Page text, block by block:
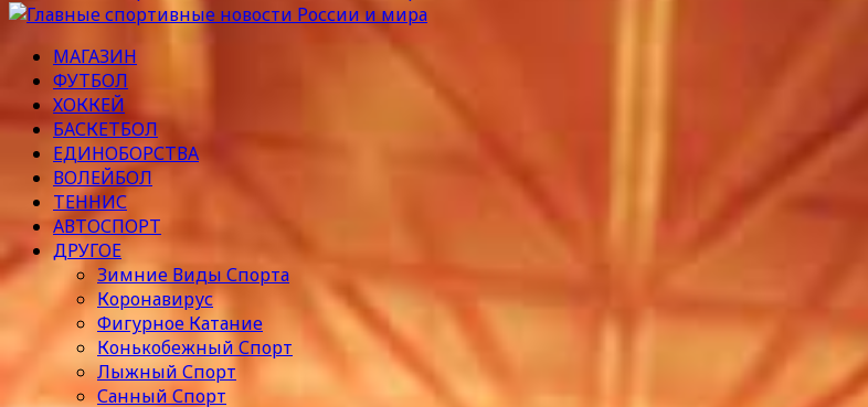
МАГАЗИН
ФУТБОЛ
ХОККЕЙ
БАСКЕТБОЛ
ЕДИНОБОРСТВА
ВОЛЕЙБОЛ
ТЕННИС
АВТОСПОРТ
ДРУГОЕ
Зимние Виды Спорта
Коронавирус
Фигурное Катание
Конькобежный Спорт
Лыжный Спорт
Санный Спорт